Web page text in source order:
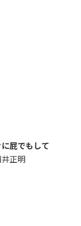
屁でもして
正明